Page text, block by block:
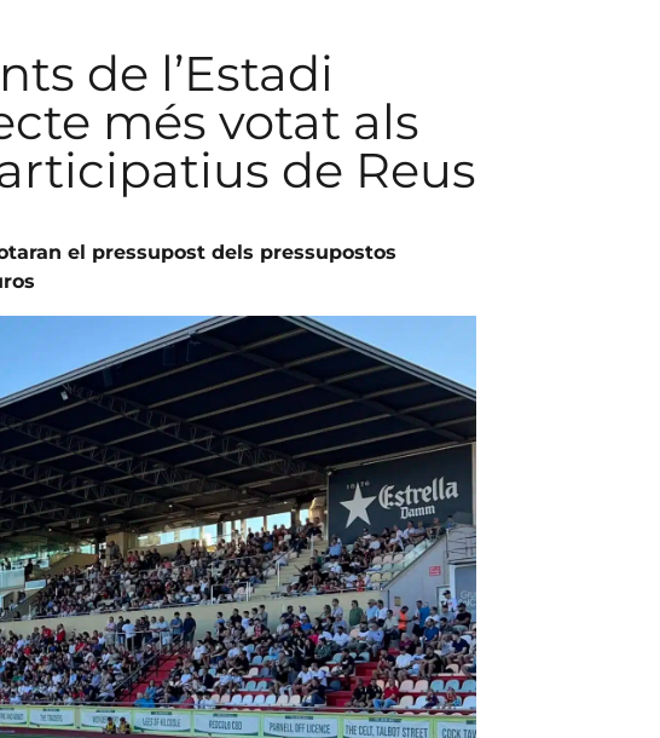
de l’Estadi
més votat als
de Reus
el pressupost dels pressupostos